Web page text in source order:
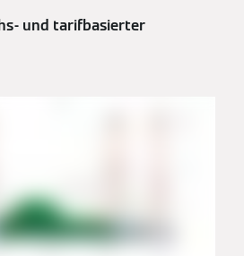
und tarifbasierter